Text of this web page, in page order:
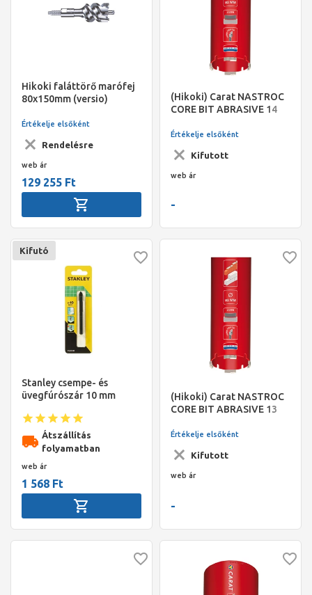
Hikoki faláttörő marófej
80x150mm (versio)
Rendelésre
Értékelje elsőként
web ár
129 255 Ft
(Hikoki) Carat NASTROC
CORE BIT ABRASIVE 14
Kifutott
Értékelje elsőként
web ár
-
Stanley csempe- és
üvegfúrószár 10 mm
Kifutó
Átszállítás
folyamatban
web ár
1 568 Ft
(Hikoki) Carat NASTROC
CORE BIT ABRASIVE 13
Kifutott
Értékelje elsőként
web ár
-